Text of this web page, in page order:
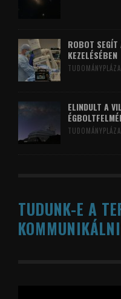
ROBOT
KEZELÉSÉBEN
TUDOMÁNYPLÁZA
ELINDULT A
TUDOMÁNYPLÁZA
TUDUNK-E A